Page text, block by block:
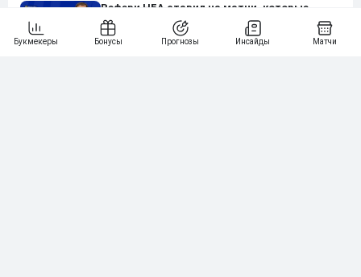
Рефери НБА ставил на матчи, которые
судил. Теперь Netflix снимает про него
документалку. История Тима Донахи. Часть